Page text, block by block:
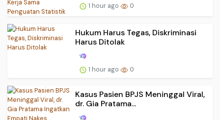
1 hour ago 0
Hukum Harus Tegas, Diskriminasi
Harus Ditolak
1 hour ago 0
Kasus Pasien BPJS Meninggal Viral,
dr. Gia Pratama...